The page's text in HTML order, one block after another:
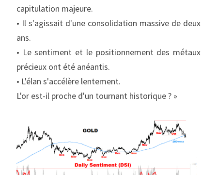
capitulation majeure.
• Il s'agissait d'une consolidation massive de deux
ans.
• Le sentiment et le positionnement des métaux
précieux ont été anéantis.
• L'élan s'accélère lentement.
L'or est-il proche d'un tournant historique ? »